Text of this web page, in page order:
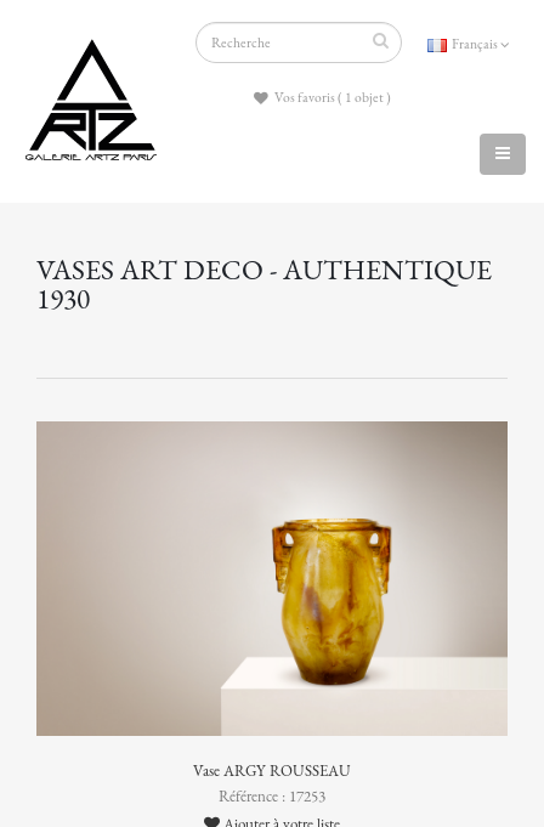
Français
Vos favoris ( 1 objet )
VASES ART DECO - AUTHENTIQUE
1930
Vase ARGY ROUSSEAU
Référence : 17253